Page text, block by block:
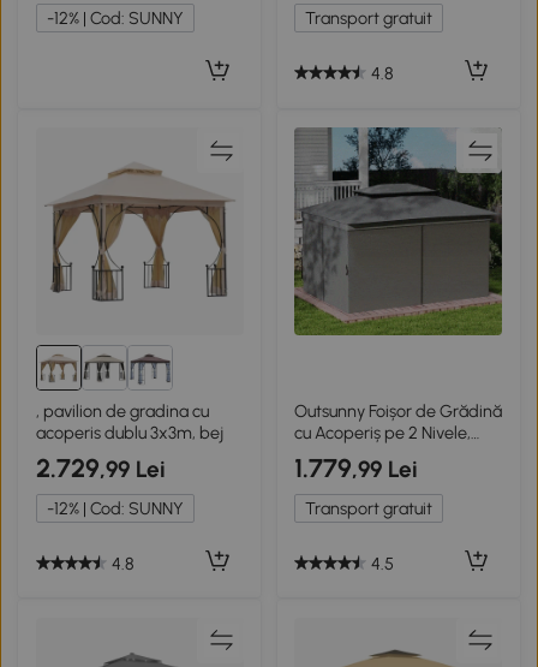
-12% | Cod: SUNNY Transport gratuit
4.8
, pavilion de gradina cu
acoperis dublu 3x3m, bej
2.729,99 Lei
-12% | Cod: SUNNY
4.8
Outsunny Foișor de Grădină
cu Acoperiș pe 2 Nivele,
Plase de Țânțari și Perdele,
din Metal și Poliester,
380x300x270 cm, Gri
Închis
1.779,99 Lei
Transport gratuit
4.5